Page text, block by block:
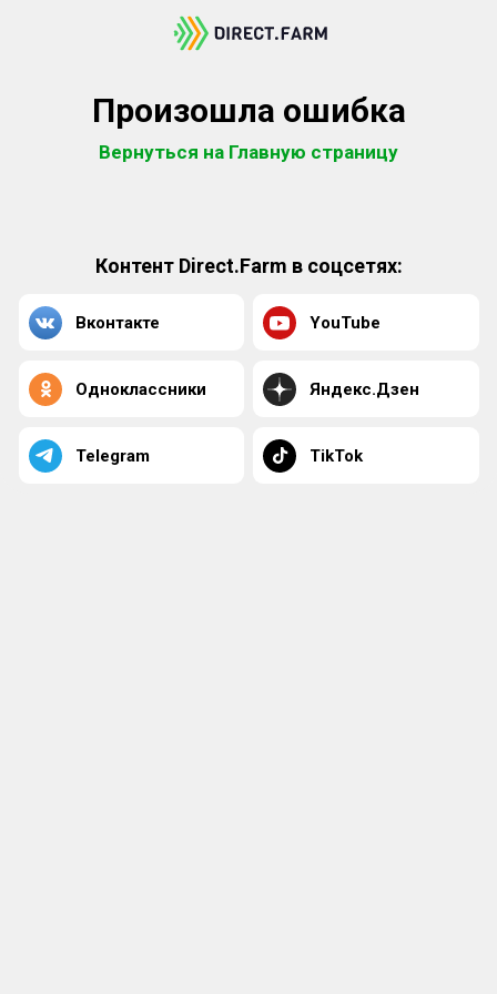
Произошла ошибка
Вернуться на Главную страницу
Контент Direct.Farm в соцсетях:
Вконтакте YouTube
Одноклассники Яндекс.Дзен
Telegram TikTok